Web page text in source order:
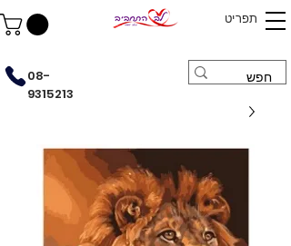
תפריט
08-
9315213